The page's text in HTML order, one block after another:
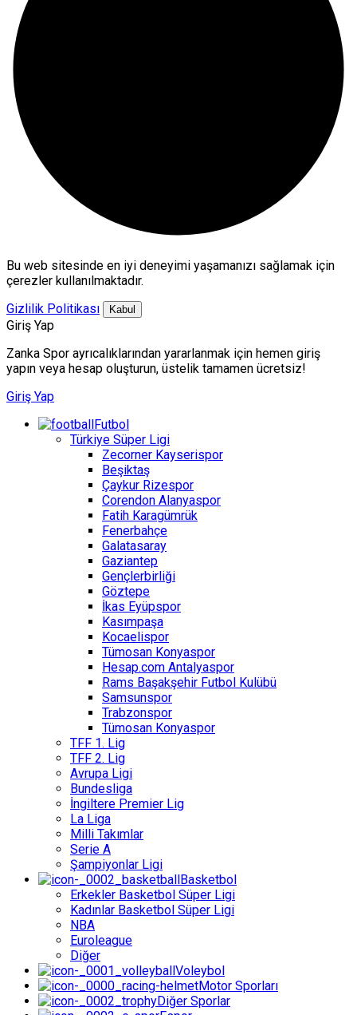
Bu web sitesinde en iyi deneyimi yaşamanızı sağlamak için
çerezler kullanılmaktadır.
Gizlilik Politikası
Kabul
Giriş Yap
Zanka Spor ayrıcalıklarından yararlanmak için hemen giriş
yapın veya hesap oluşturun, üstelik tamamen ücretsiz!
Giriş Yap
Futbol
Türkiye Süper Ligi
Zecorner Kayserispor
Beşiktaş
Çaykur Rizespor
Corendon Alanyaspor
Fatih Karagümrük
Fenerbahçe
Galatasaray
Gaziantep
Gençlerbirliği
Göztepe
İkas Eyüpspor
Kasımpaşa
Kocaelispor
Tümosan Konyaspor
Hesap.com Antalyaspor
Rams Başakşehir Futbol Kulübü
Samsunspor
Trabzonspor
Tümosan Konyaspor
TFF 1. Lig
TFF 2. Lig
Avrupa Ligi
Bundesliga
İngiltere Premier Lig
La Liga
Milli Takımlar
Serie A
Şampiyonlar Ligi
Basketbol
Erkekler Basketbol Süper Ligi
Kadınlar Basketbol Süper Ligi
NBA
Euroleague
Diğer
Voleybol
Motor Sporları
Diğer Sporlar